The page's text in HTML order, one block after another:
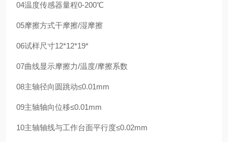
04温度传感器量程0-200℃
05摩擦方式干摩擦/湿摩擦
06试样尺寸12*12*19*
07曲线显示摩擦力/温度/摩擦系数
08主轴径向圆跳动≤0.01mm
09主轴轴向位移≤0.01mm
10主轴轴线与工作台面平行度≤0.02mm